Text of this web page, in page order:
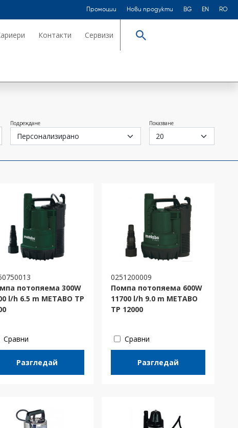
Промоции Нови продукти BG EN RO
Контакти Сервизи Търсене
Подреждане Показване
потопяема 300W
l/h 6.5 m METABO TP
Сравни
Разгледай
0251200009
Помпа потопяема 600W
11700 l/h 9.0 m METABO
TP 12000
Сравни
Разгледай